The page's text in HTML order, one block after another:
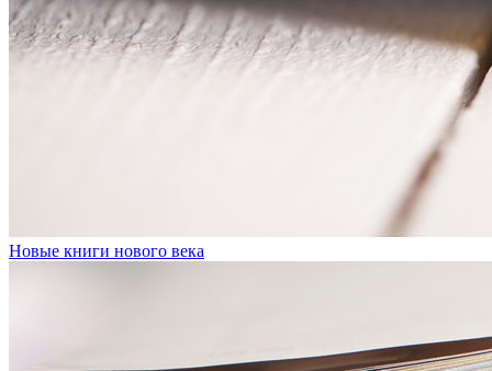
Новые книги нового века